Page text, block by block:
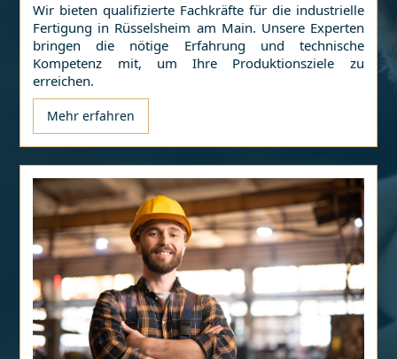
Wir bieten qualifizierte Fachkräfte für die industrielle
Fertigung in Rüsselsheim am Main. Unsere Experten
bringen die nötige Erfahrung und technische
Kompetenz mit, um Ihre Produktionsziele zu
erreichen.
Mehr erfahren